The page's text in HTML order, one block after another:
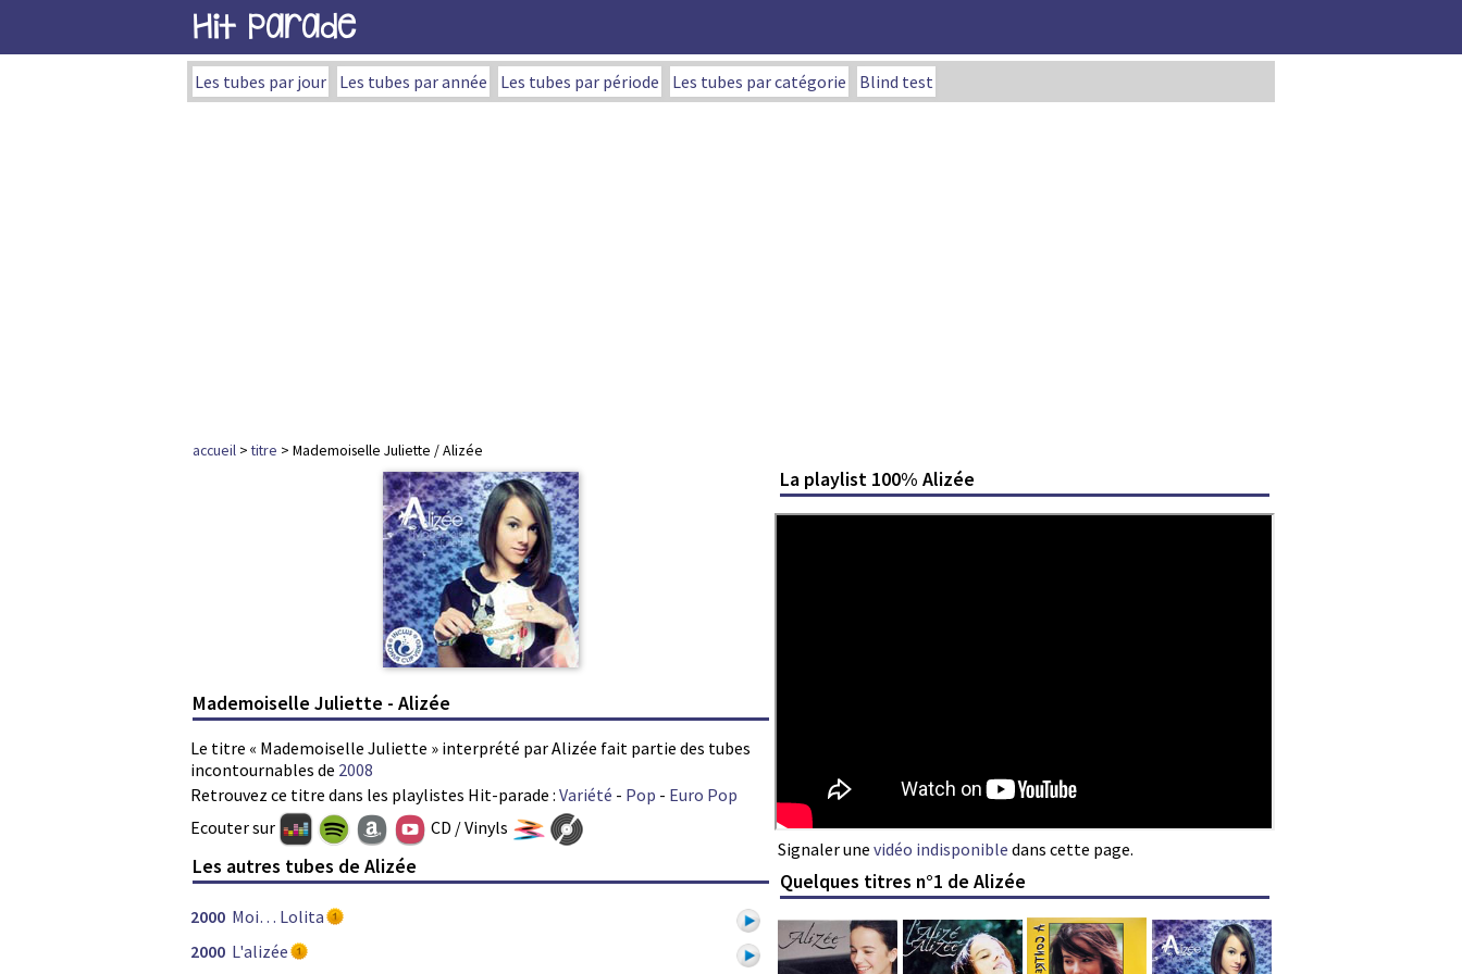
Hit Parade
Les tubes par jour Les tubes par année Les tubes par période Les tubes par catégorie Blind test
accueil >titre > Mademoiselle Juliette / Alizée
Mademoiselle Juliette - Alizée
Le titre « Mademoiselle Juliette » interprété par Alizée fait partie des tubes
incontournables de 2008
Retrouvez ce titre dans les playlistes Hit-parade : Variété - Pop - Euro Pop
La playlist 100% Alizée
Signaler une vidéo indisponible dans cette page.
Ecouter sur CD / Vinyls
Les autres tubes de Alizée
2000 Moi… Lolita
2000 L'alizée
Quelques titres n°1 de Alizée